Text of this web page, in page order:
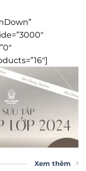
Xem thêm